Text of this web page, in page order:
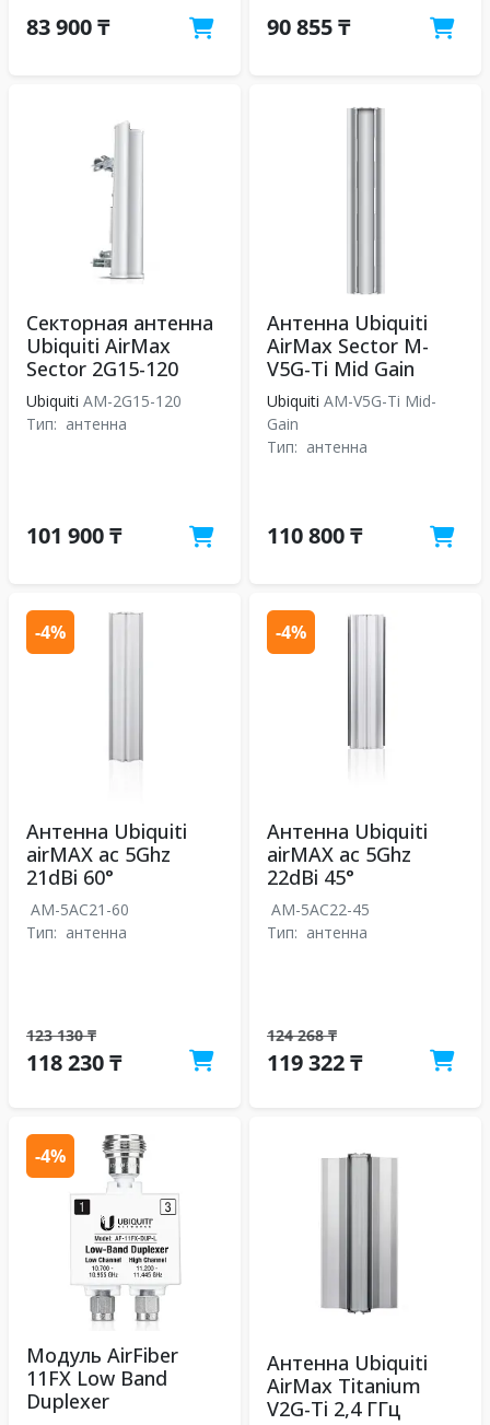
83 900 ₸ 90 855 ₸
Секторная антенна
Ubiquiti AirMax
Sector 2G15-120
Ubiquiti AM-2G15-120
Тип: антенна
101 900 ₸
Антенна Ubiquiti
AirMax Sector M-
V5G-Ti Mid Gain
Ubiquiti AM-V5G-Ti Mid-
Gain
Тип: антенна
110 800 ₸
Антенна Ubiquiti
airMAX ac 5Ghz
21dBi 60°
AM-5AC21-60
Тип: антенна
123 130 ₸
118 230 ₸
-4%
Антенна Ubiquiti
airMAX ac 5Ghz
22dBi 45°
AM-5AC22-45
Тип: антенна
124 268 ₸
119 322 ₸
-4%
Модуль AirFiber
11FX Low Band
Duplexer
-4%
Антенна Ubiquiti
AirMax Titanium
V2G-Ti 2,4 ГГц